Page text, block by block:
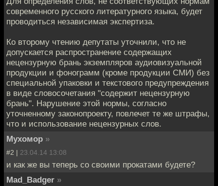
современного русского литературного языка, будет
проводиться независимая экспертиза.
Ко второму чтению депутаты уточнили, что не
допускается распространение содержащих
нецензурную брань экземпляров аудиовизуальной
продукции и фонограмм (кроме продукции СМИ) без
специальной упаковки и текстового предупреждения
в виде словосочетания "содержит нецензурную
брань". Нарушение этой нормы, согласно
уточненному законопроекту, повлечет те же штрафы,
что и использование нецензурных слов.
Мухомор »
#2 | 23.04.14 13:08
и как же вы теперь со своими прокатами будете?
Mad_Badger »